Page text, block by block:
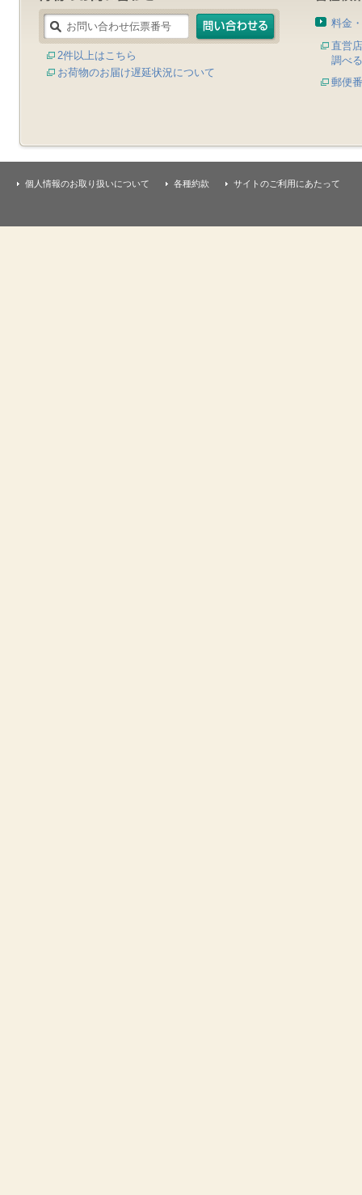
2件以上はこちら
お荷物のお届け遅延状況について
料金
直営
調べる
郵便
個人情報のお取り扱いについて 各種約款 サイトのご利用にあたって